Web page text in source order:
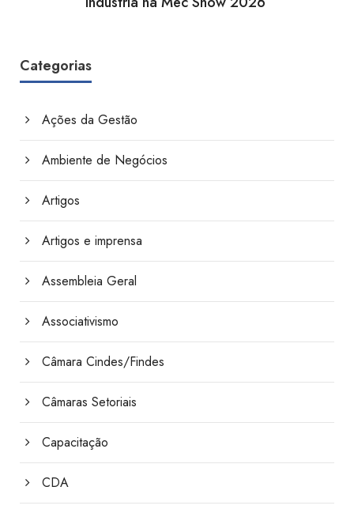
Categorias
Ações da Gestão
Ambiente de Negócios
Artigos
Artigos e imprensa
Assembleia Geral
Associativismo
Câmara Cindes/Findes
Câmaras Setoriais
Capacitação
CDA